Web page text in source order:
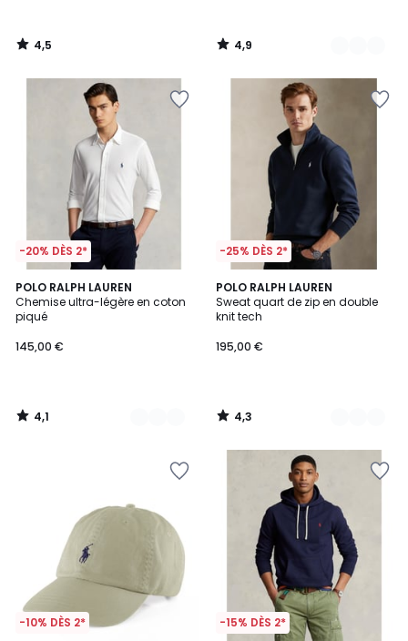
4,5
/
4,9
/
-20% DÈS 2*
POLO RALPH LAUREN
Chemise ultra-légère en coton
piqué
145,00 €
4,1
/ 5
5
Couleurs
4,1
/
-25% DÈS 2*
POLO RALPH LAUREN
Sweat quart de zip en double
knit tech
195,00 €
4,3
/ 5
5
Couleurs
4,3
/
-10% DÈS 2* -15% DÈS 2*